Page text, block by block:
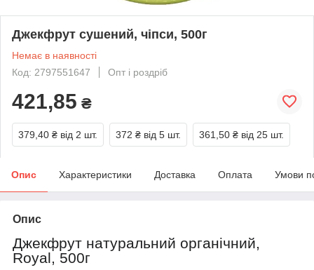
Джекфрут сушений, чіпси, 500г
Немає в наявності
Код: 2797551647
Опт і роздріб
421,85 ₴
379,40 ₴ від 2 шт. 372 ₴ від 5 шт. 361,50 ₴ від 25 шт.
Опис Характеристики Доставка Оплата Умови
Опис
Джекфрут натуральний органічний,
Royal, 500г